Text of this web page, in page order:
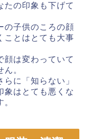
たの印象も下げて
の子供のころの顔
ことはとても大事
顔は変わっていて
。
に「知らない」
象はとても悪くな